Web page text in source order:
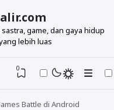
game, dan gaya hidup
lebih luas
0
Battle di Android